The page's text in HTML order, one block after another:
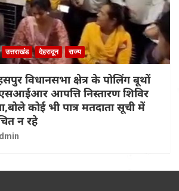
उत्तराखंड देहरादून राज्य
विधानसभा क्षेत्र के पोलिंग बूथों
आपत्ति निस्तारण शिविर
कोई भी पात्र मतदाता सूची में
न रहे